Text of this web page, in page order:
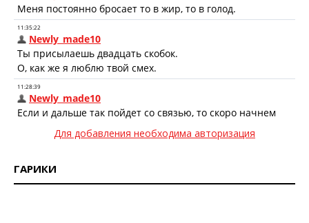
Для добавления необходима авторизация
ГАРИКИ